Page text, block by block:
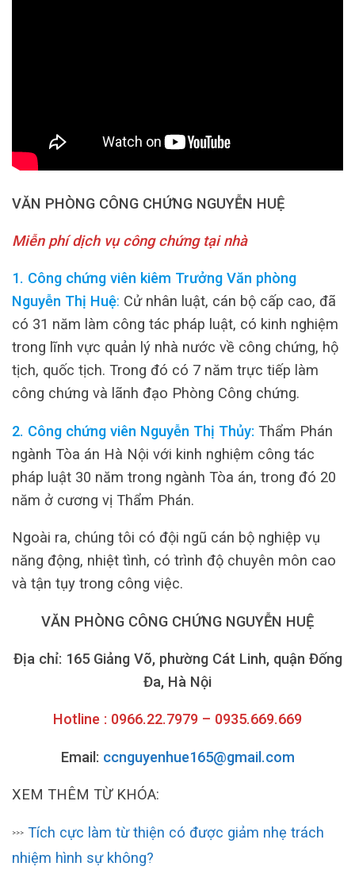
VĂN PHÒNG CÔNG CHỨNG NGUYỄN HUỆ
Miễn phí dịch vụ công chứng tại nhà
1. Công chứng viên kiêm Trưởng Văn phòng
Nguyễn Thị Huệ: Cử nhân luật, cán bộ cấp cao, đã
có 31 năm làm công tác pháp luật, có kinh nghiệm
trong lĩnh vực quản lý nhà nước về công chứng, hộ
tịch, quốc tịch. Trong đó có 7 năm trực tiếp làm
công chứng và lãnh đạo Phòng Công chứng.
2. Công chứng viên Nguyễn Thị Thủy: Thẩm Phán
ngành Tòa án Hà Nội với kinh nghiệm công tác
pháp luật 30 năm trong ngành Tòa án, trong đó 20
năm ở cương vị Thẩm Phán.
Ngoài ra, chúng tôi có đội ngũ cán bộ nghiệp vụ
năng động, nhiệt tình, có trình độ chuyên môn cao
và tận tụy trong công việc.
VĂN PHÒNG CÔNG CHỨNG NGUYỄN HUỆ
Địa chỉ: 165 Giảng Võ, phường Cát Linh, quận Đống
Đa, Hà Nội
Hotline : 0966.22.7979 – 0935.669.669
Email: ccnguyenhue165@gmail.com
XEM THÊM TỪ KHÓA:
>>> Tích cực làm từ thiện có được giảm nhẹ trách
nhiệm hình sự không?